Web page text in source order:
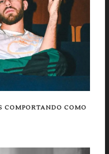
COMPORTANDO COMO